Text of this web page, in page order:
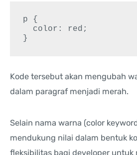
p {
Kode tersebut akan mengubah
dalam paragraf menjadi merah.
Selain nama warna (color
mendukung nilai dalam bentuk
fleksibilitas bagi developer untuk